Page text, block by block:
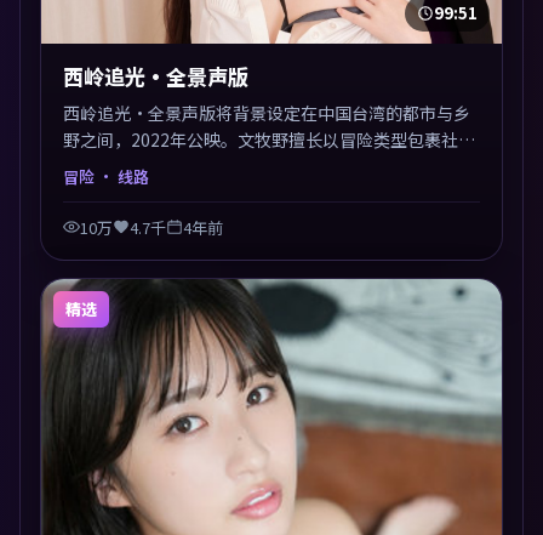
99:51
西岭追光·全景声版
西岭追光·全景声版将背景设定在中国台湾的都市与乡
野之间，2022年公映。文牧野擅长以冒险类型包裹社会
议题，节奏张弛有度，留白处耐人寻味。剪辑利落，悬
念钩子分布均匀，适合一口气看完。
冒险 · 线路
10万 4.7千 4年前
精选